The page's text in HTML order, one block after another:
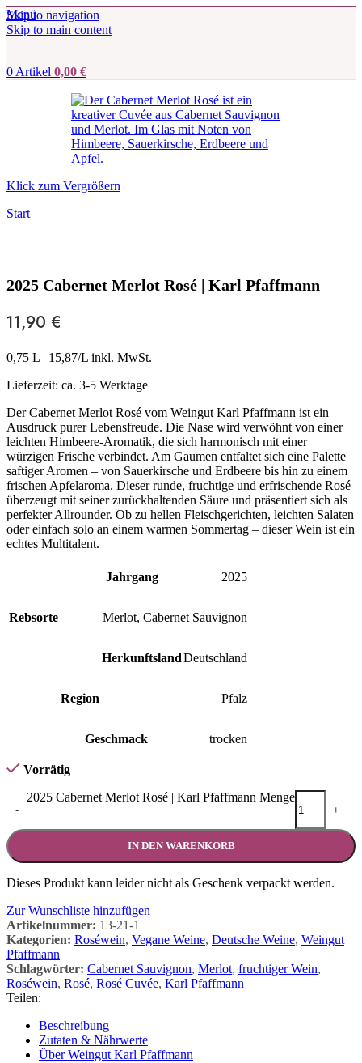
Skip to navigation
Skip to main content
Menü
0 Artikel 0,00 €
Klick zum Vergrößern
Start
2025 Cabernet Merlot Rosé | Karl Pfaffmann
11,90 €
0,75 L | 15,87/L inkl. MwSt.
Lieferzeit: ca. 3-5 Werktage
Der Cabernet Merlot Rosé vom Weingut Karl Pfaffmann ist ein
Ausdruck purer Lebensfreude. Die Nase wird verwöhnt von einer
leichten Himbeere-Aromatik, die sich harmonisch mit einer
würzigen Frische verbindet. Am Gaumen entfaltet sich eine Palette
saftiger Aromen – von Sauerkirsche und Erdbeere bis hin zu einem
frischen Apfelaroma. Dieser runde, fruchtige und erfrischende Rosé
überzeugt mit seiner zurückhaltenden Säure und präsentiert sich als
perfekter Allrounder. Ob zu hellen Fleischgerichten, leichten Salaten
oder einfach solo an einem warmen Sommertag – dieser Wein ist ein
echtes Multitalent.
Jahrgang 2025
Rebsorte Merlot, Cabernet Sauvignon
HerkunftslandDeutschland
Region Pfalz
Geschmack trocken
Vorrätig
-
2025 Cabernet Merlot Rosé | Karl Pfaffmann Menge
+
IN DEN WARENKORB
Dieses Produkt kann leider nicht als Geschenk verpackt werden.
Zur Wunschliste hinzufügen
Artikelnummer: 13-21-1
Kategorien: Roséwein, Vegane Weine, Deutsche Weine, Weingut
Pfaffmann
Schlagwörter: Cabernet Sauvignon, Merlot, fruchtiger Wein,
Roséwein, Rosé, Rosé Cuvée, Karl Pfaffmann
Teilen:
Beschreibung
Zutaten & Nährwerte
Über Weingut Karl Pfaffmann